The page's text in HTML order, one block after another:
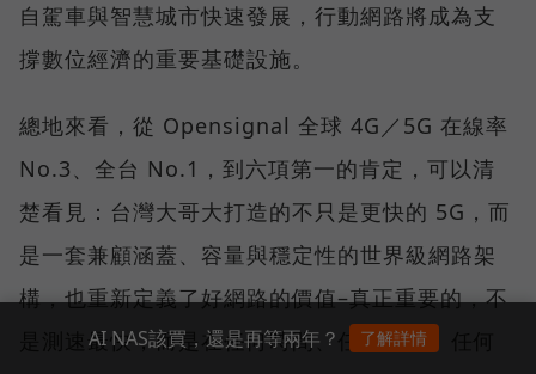
自駕車與智慧城市快速發展，行動網路將成為支
撐數位經濟的重要基礎設施。
總地來看，從 Opensignal 全球 4G／5G 在線率
No.3、全台 No.1，到六項第一的肯定，可以清
楚看見：台灣大哥大打造的不只是更快的 5G，而
是一套兼顧涵蓋、容量與穩定性的世界級網路架
構，也重新定義了好網路的價值–真正重要的，不
是測速最快，而是在任何時間、任何地點、任何
AI NAS該買，還是再等兩年？ 了解詳情